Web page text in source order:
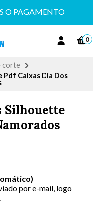
O PAGAMENTO
0
corte
Caixas Dia Dos
Silhouette
por e-mail, logo